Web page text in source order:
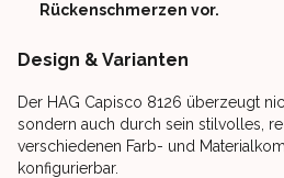
Rückenschmerzen vor.
Design & Varianten
Der HAG Capisco 8126 überzeugt
sondern auch durch sein stilvolles,
verschiedenen Farb- und
konfigurierbar.